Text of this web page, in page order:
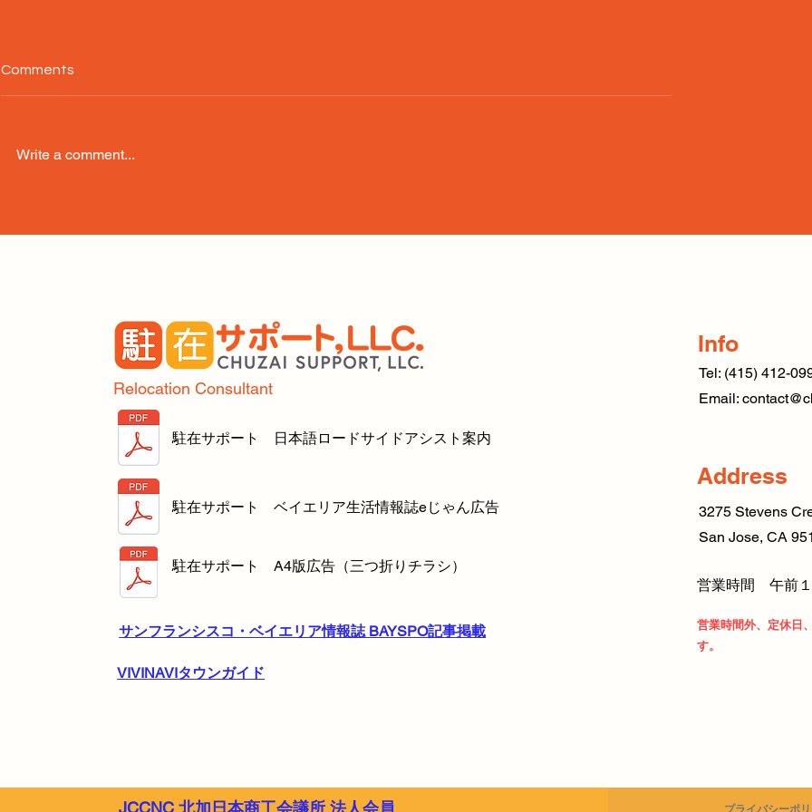
速で実現
旅行
るアメリカの銀行口座開設
Comments
Write a comment...
Relocation Consultant
駐在サポート 日本語ロードサイドアシスト案内
駐在サポート ベイエリア生活情報誌eじゃん広告
駐在サポート A4版広告（三つ折りチラシ）
サンフランシスコ・ベイエリア情報誌 BAYSPO記事掲載
VIVINAVIタウンガイド
Info
Tel: (415) 412-
Email:
Address
3275 Stevens
San Jose, CA
営業時間 午前１
営業時間外、定休日
す。
JCCNC ​北加日本商工会議所 法人会員